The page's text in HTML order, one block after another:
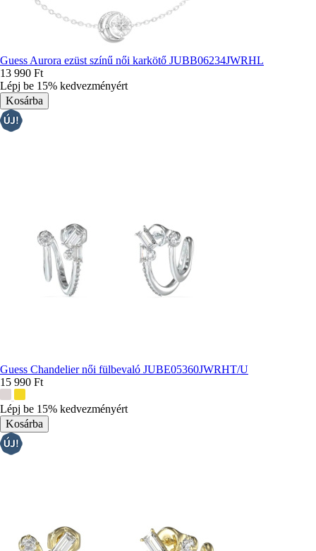
Guess Aurora ezüst színű női karkötő JUBB06234JWRHL
13 990 Ft
Lépj be 15% kedvezményért
Guess Chandelier női fülbevaló JUBE05360JWRHT/U
15 990 Ft
színek:
Lépj be 15% kedvezményért